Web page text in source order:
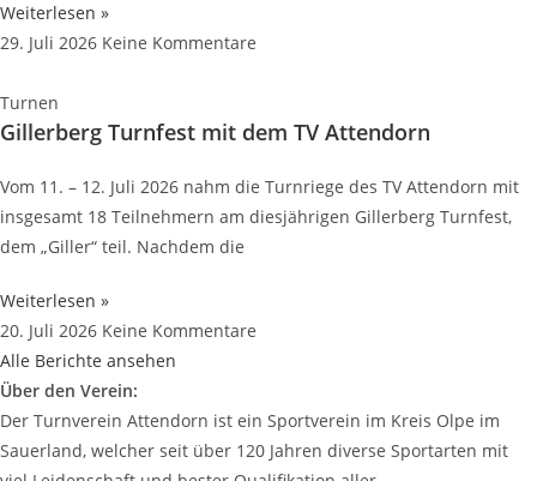
Weiterlesen »
29. Juli 2026 Keine Kommentare
Turnen
Gillerberg Turnfest mit dem TV Attendorn
Vom 11. – 12. Juli 2026 nahm die Turnriege des TV Attendorn mit
insgesamt 18 Teilnehmern am diesjährigen Gillerberg Turnfest,
dem „Giller“ teil. Nachdem die
Weiterlesen »
20. Juli 2026 Keine Kommentare
Alle Berichte ansehen
Über den Verein:
Der Turnverein Attendorn ist ein Sportverein im Kreis Olpe im
Sauerland, welcher seit über 120 Jahren diverse Sportarten mit